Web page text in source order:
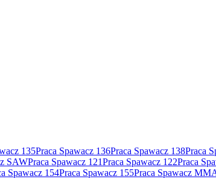
135Praca Spawacz 136Praca Spawacz 138Praca
SAWPraca Spawacz 121Praca Spawacz 122Praca
Spawacz 154Praca Spawacz 155Praca Spawacz